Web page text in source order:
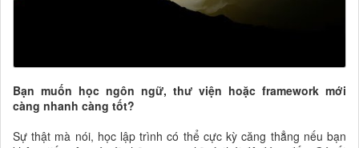
Bạn muốn học ngôn ngữ, thư viện hoặc framework mới
càng nhanh càng tốt?
Sự thật mà nói, học lập trình có thể cực kỳ căng thẳng nếu bạn